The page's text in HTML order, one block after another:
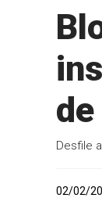
Desfile
02/02/